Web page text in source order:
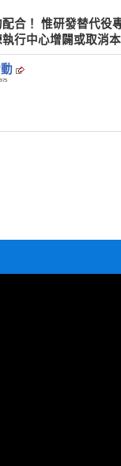
合！ 惟研發替代役
行中心增闢或取消